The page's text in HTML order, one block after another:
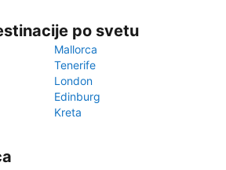
po svetu
Mallorca
Tenerife
London
Edinburg
Kreta